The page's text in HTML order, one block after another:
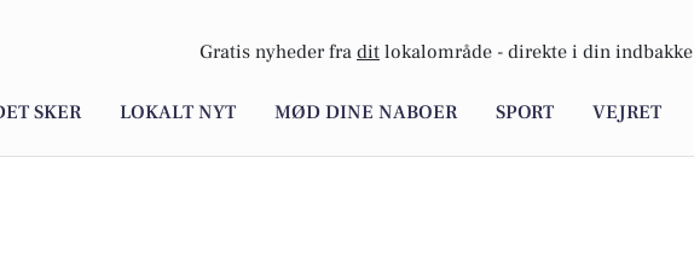
Gratis nyheder fra dit lokalområde - direkte i din indbakke
SKER LOKALT NYT MØD DINE NABOER SPORT VEJRET